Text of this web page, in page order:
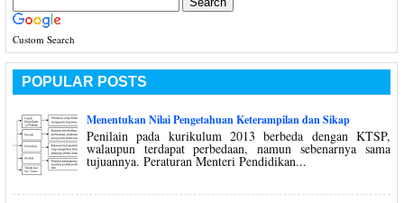
Custom Search
POPULAR POSTS
Menentukan Nilai Pengetahuan Keterampilan dan Sikap
Penilain pada kurikulum 2013 berbeda dengan KTSP,
walaupun terdapat perbedaan, namun sebenarnya sama
tujuannya. Peraturan Menteri Pendidikan...